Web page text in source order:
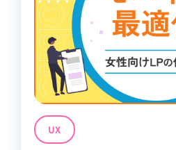
UX